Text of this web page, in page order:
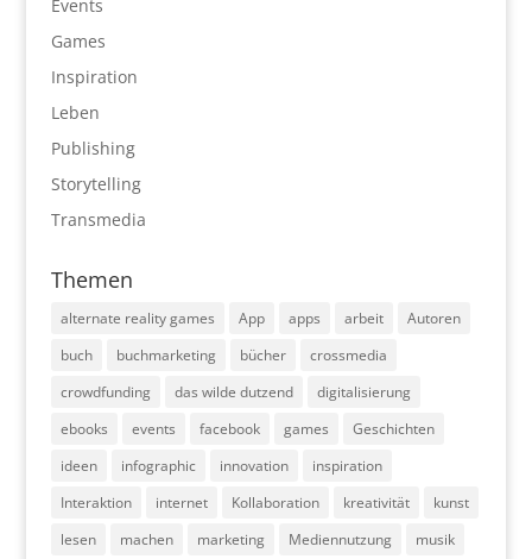
Events
Games
Inspiration
Leben
Publishing
Storytelling
Transmedia
Themen
alternate reality games App apps arbeit
Autoren
buch
buchmarketing bücher
crossmedia
crowdfunding
das wilde dutzend
digitalisierung
ebooks
events facebook games
Geschichten
ideen
infographic innovation
inspiration
Interaktion
internet Kollaboration kreativität
kunst
lesen
machen marketing Mediennutzung
musik